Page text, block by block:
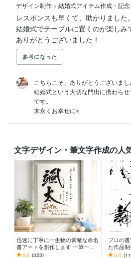
デザイン制作 > 結婚式アイテム作成・記
レスポンスも早くて、助かりました。
結婚式でテーブルに置くのが楽しみ
ありがとうございました！
参考になった
こちらこそ、ありがとうございまし
結婚式という大切な門出に携わら
です。
末永くお幸せに⭐︎
文字デザイン・筆文字作成の人
迅速に丁寧に一生物の素敵な命名
書アートを創作します 一筆一筆
に心を込めた手書き毛筆の魅力を
5.0 (323)
プロの
た作品制
字から多
5.0